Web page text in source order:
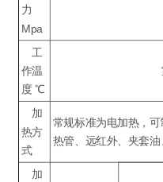
力
Mpa
工
作温
度 ℃
加
热方
式
常规标准为电加热，
热管、远红外、夹套
加